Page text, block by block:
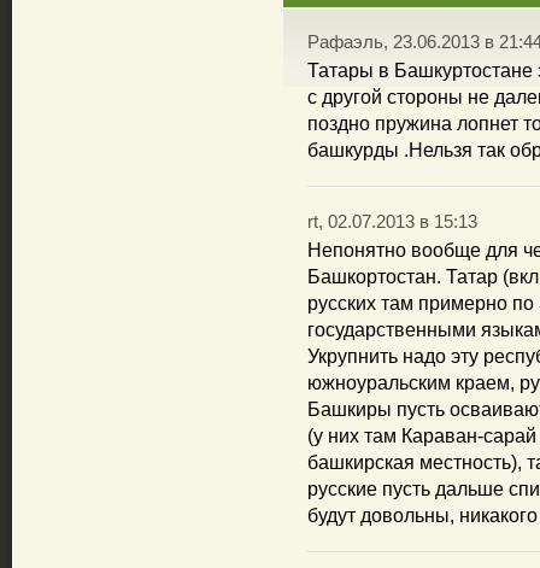
Рафаэль, 23.06.2013 в
Татары в Башкуртостане
с другой стороны не
поздно пружина лопнет
башкурды .Нельзя так
rt, 02.07.2013 в 15:13
Непонятно вообще для
Башкортостан. Татар
русских там примерно
государственными
Укрупнить надо эту
южноуральским краем,
Башкиры пусть
(у них там Караван-
башкирская местность),
русские пусть дальше
будут довольны,